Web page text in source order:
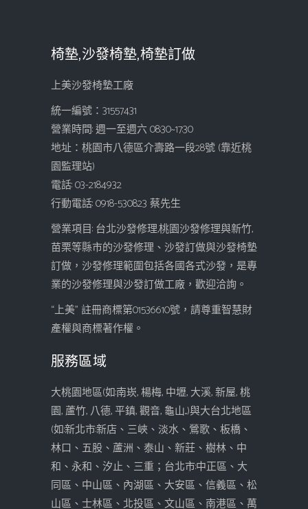
椅墊,沙發椅墊,椅墊訂做
上美沙發椅墊工廠
統一編號：31557431
營業時間: 週一至週六 08:30~17:30
地址：桃園市八德區介壽路一段28號 (靠近桃
園監理站)
電話: 03-2184932
行動電話: 0918-530823 蔡先生
營業項目: 台北沙發修理,桃園沙發修理與新竹,
苗栗等縣市的沙發修理、沙發訂做與沙發椅墊
訂做，沙發修理範圍包括各國各式沙發，是專
業的沙發修理與沙發訂做工廠，歡迎洽詢。
“上美” 註冊商標第01536610號，請尊重智慧財
產權與商標著作權。
服務區域
大桃園地區(如:南崁, 楊梅, 中壢, 大溪, 新屋, 桃
園, 蘆竹, 八德, 平鎮, 觀音, 龜山...)與大台北地區
(如:新北市:新店、三峽、淡水、鶯歌、板橋、
林口、五股、蘆洲、泰山、新莊、樹林、中
和、永和、汐止、三重；台北市:中正區、大
同區、中山區、內湖區、大安區、信義區、松
山區、士林區、北投區、文山區、南港區、萬